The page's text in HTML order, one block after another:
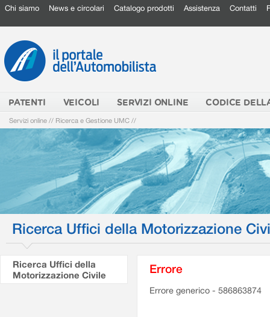
Chi siamo News e circolari Catalogo prodotti Assistenza Contatti
PATENTI VEICOLI SERVIZI ONLINE CODICE
Servizi online // Ricerca e Gestione UMC //
Ricerca Uffici della Motorizzazione
Ricerca Uffici della
Motorizzazione Civile
Errore
Errore generico - 586863874